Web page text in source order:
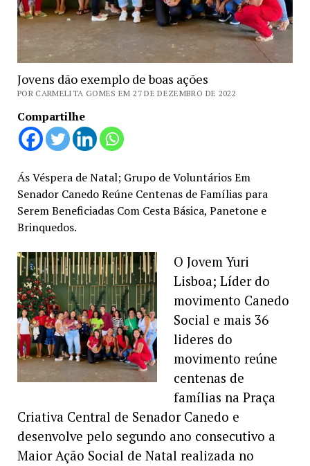
Jovens dão exemplo de boas ações
POR CARMELITA GOMES EM 27 DE DEZEMBRO DE 2022
Compartilhe
Ás Véspera de Natal; Grupo de Voluntários Em
Senador Canedo Reúne Centenas de Famílias para
Serem Beneficiadas Com Cesta Básica, Panetone e
Brinquedos.
O Jovem Yuri
Lisboa; Líder do
movimento Canedo
Social e mais 36
lideres do
movimento reúne
centenas de
famílias na Praça
Criativa Central de Senador Canedo e
desenvolve pelo segundo ano consecutivo a
Maior Ação Social de Natal realizada no